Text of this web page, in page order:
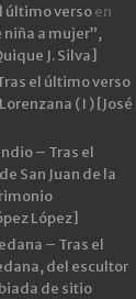
último versoen
a mujer”,
J. Silva]
el último verso
( I ) [José
– Tras el
San Juan de la
López]
– Tras el
del escultor
de sitio